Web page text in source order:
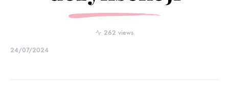
262 views
24/07/2024